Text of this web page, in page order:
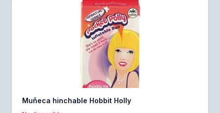
Muñeca hinchable Hobbit Holly